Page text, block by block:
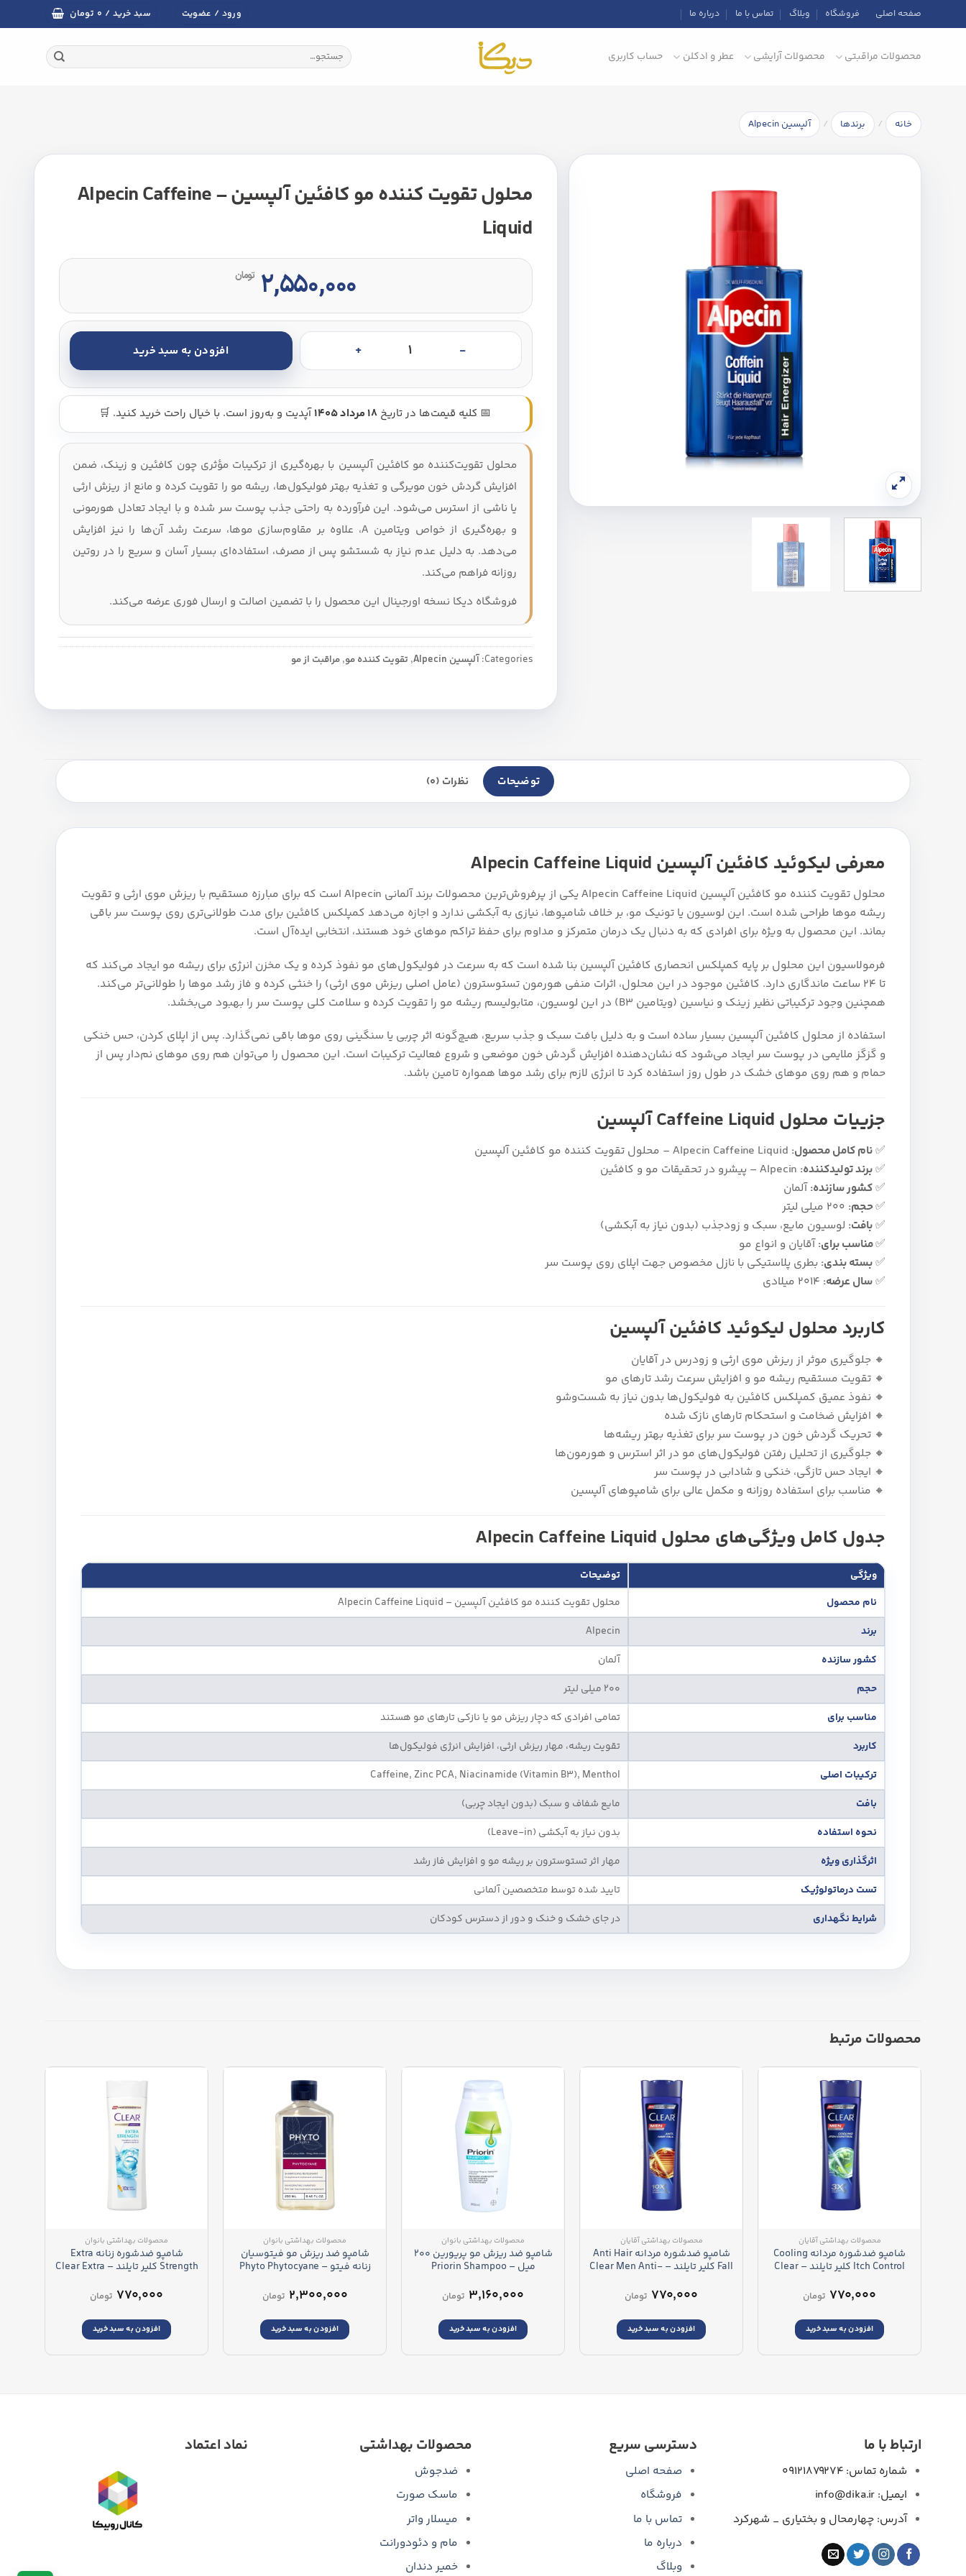
to
صفحه اصلی فروشگاه وبلاگ تماس با ما درباره ما ورود / عضویت سبد خرید / ۰ تومان
محصولات مراقبتی محصولات آرایشی عطر و ادکلن حساب کاربری
جستجو
برای:
خانه / برندها / آلپسین Alpecin
محلول تقویت کننده مو کافئین آلپسین – Alpecin Caffeine
Liquid
۲,۵۵۰,۰۰۰ تومان
محلول تقویت‌کننده مو کافئین آلپسین با بهره‌گیری از ترکیبات مؤثری چون کافئین و زینک، ضمن
افزایش گردش خون مویرگی و تغذیه بهتر فولیکول‌ها، ریشه مو را تقویت کرده و مانع از ریزش ارثی
یا ناشی از استرس می‌شود. این فرآورده به راحتی جذب پوست سر شده و با ایجاد تعادل هورمونی
و بهره‌گیری از خواص ویتامین A، علاوه بر مقاوم‌سازی موها، سرعت رشد آن‌ها را نیز افزایش
می‌دهد. به دلیل عدم نیاز به شستشو پس از مصرف، استفاده‌ای بسیار آسان و سریع را در روتین
روزانه فراهم می‌کند.
فروشگاه دیکا نسخه اورجینال این محصول را با تضمین اصالت و ارسال فوری عرضه می‌کند.
📅 کلیه قیمت‌ها در تاریخ18 مرداد 1405 آپدیت و به‌روز است. با خیال راحت خرید کنید. 🛒
محلول تقویت کننده مو کافئین آلپسین - Alpecin Caffeine Liquid عدد افزودن به سبد خرید
Categories: آلپسین Alpecin , تقویت کننده مو, مراقبت از مو
توضیحات نظرات (0)
معرفی لیکوئید کافئین آلپسین Alpecin Caffeine Liquid
محلول تقویت کننده مو کافئین آلپسین Alpecin Caffeine Liquid یکی از پرفروش‌ترین محصولات برند آلمانی Alpecin است که برای مبارزه مستقیم با ریزش موی ارثی و تقویت
ریشه موها طراحی شده است. این لوسیون یا تونیک مو، بر خلاف شامپوها، نیازی به آبکشی ندارد و اجازه می‌دهد کمپلکس کافئین برای مدت طولانی‌تری روی پوست سر باقی
بماند. این محصول به ویژه برای افرادی که به دنبال یک درمان متمرکز و مداوم برای حفظ تراکم موهای خود هستند، انتخابی ایده‌آل است.
فرمولاسیون این محلول بر پایه کمپلکس انحصاری کافئین آلپسین بنا شده است که به سرعت در فولیکول‌های مو نفوذ کرده و یک مخزن انرژی برای ریشه مو ایجاد می‌کند که
تا 24 ساعت ماندگاری دارد. کافئین موجود در این محلول، اثرات منفی هورمون تستوسترون (عامل اصلی ریزش موی ارثی) را خنثی کرده و فاز رشد موها را طولانی‌تر می‌کند.
همچنین وجود ترکیباتی نظیر زینک و نیاسین (ویتامین B3) در این لوسیون، متابولیسم ریشه مو را تقویت کرده و سلامت کلی پوست سر را بهبود می‌بخشد.
استفاده از محلول کافئین آلپسین بسیار ساده است و به دلیل بافت سبک و جذب سریع، هیچ‌گونه اثر چربی یا سنگینی روی موها باقی نمی‌گذارد. پس از اپلای کردن، حس خنکی
و گزگز ملایمی در پوست سر ایجاد می‌شود که نشان‌دهنده افزایش گردش خون موضعی و شروع فعالیت ترکیبات است. این محصول را می‌توان هم روی موهای نم‌دار پس از
حمام و هم روی موهای خشک در طول روز استفاده کرد تا انرژی لازم برای رشد موها همواره تامین باشد.
جزییات محلول Caffeine Liquid آلپسین
✅نام کامل محصول:
✅برند تولیدکننده:
✅کشور سازنده:آلمان
✅حجم:
✅بافت: لوسیون مایع، سبک و زودجذب (بدون نیاز به آبکشی)
✅مناسب برای:آقایان و انواع مو
✅بسته‌ بندی: بطری پلاستیکی با نازل مخصوص جهت اپلای روی پوست سر
✅سال عرضه:
کاربرد محلول لیکوئید کافئین آلپسین
🔸 جلوگیری موثر از ریزش موی ارثی و زودرس در آقایان
🔸 تقویت مستقیم ریشه مو و افزایش سرعت رشد تارهای مو
🔸 نفوذ عمیق کمپلکس کافئین به فولیکول‌ها بدون نیاز به شست‌وشو
🔸 افزایش ضخامت و استحکام تارهای نازک شده
🔸 تحریک گردش خون در پوست سر برای تغذیه بهتر ریشه‌ها
🔸 جلوگیری از تحلیل رفتن فولیکول‌های مو در اثر استرس و هورمون‌ها
🔸 ایجاد حس تازگی، خنکی و شادابی در پوست سر
🔸 مناسب برای استفاده روزانه و مکمل عالی برای شامپوهای آلپسین
جدول کامل ویژگی‌های محلول Alpecin Caffeine Liquid
ویژگی
توضیحات
نام محصول
محلول تقویت کننده مو کافئین آلپسین – Alpecin Caffeine Liquid
برند
Alpecin
کشور سازنده
آلمان
حجم
200 میلی‌ لیتر
مناسب برای
تمامی افرادی که دچار ریزش مو یا نازکی تارهای مو هستند
کاربرد
تقویت ریشه، مهار ریزش ارثی، افزایش انرژی فولیکول‌ها
ترکیبات اصلی
Caffeine, Zinc PCA, Niacinamide (Vitamin B3), Menthol
بافت
مایع شفاف و سبک (بدون ایجاد چربی)
نحوه استفاده
بدون نیاز به آبکشی (Leave-in)
اثرگذاری ویژه
مهار اثر تستوسترون بر ریشه مو و افزایش فاز رشد
تست درماتولوژیک
تایید شده توسط متخصصین آلمانی
شرایط نگهداری
در جای خشک و خنک و دور از دسترس کودکان
محصولات مرتبط
محصولات بهداشتی آقایان
شامپو ضدشوره مردانه Cooling
Itch Control کلیر تایلند – Clear
Shampoo
۷۷۰,۰۰۰ تومان
افزودن به سبد خرید
محصولات بهداشتی آقایان
شامپو ضدشوره مردانه Anti Hair
Fall کلیر تایلند – Clear Men Anti-
۷۷۰,۰۰۰ تومان
افزودن به سبد خرید
محصولات بهداشتی بانوان
شامپو ضد ریزش مو پریورین 200
میل – Priorin Shampoo
۳,۱۶۰,۰۰۰ تومان
افزودن به سبد خرید
محصولات بهداشتی بانوان
شامپو ضد ریزش مو فیتوسیان
زنانه فیتو – Phyto Phytocyane
۲,۳۰۰,۰۰۰ تومان
افزودن به سبد خرید
محصولات بهداشتی بانوان
شامپو ضدشوره زنانه Extra
Strength کلیر تایلند – Clear Extra
۷۷۰,۰۰۰ تومان
افزودن به سبد خرید
ارتباط با ما
شماره تماس: 09121879274
ایمیل: info@dika.ir
آدرس: چهارمحال و بختیاری _ شهرکرد
دسترسی سریع
صفحه اصلی
فروشگاه
تماس با ما
درباره ما
وبلاگ
محصولات بهداشتی
ضدجوش
ماسک صورت
میسلار واتر
مام و دئودورانت
خمیر دندان
نماد اعتماد